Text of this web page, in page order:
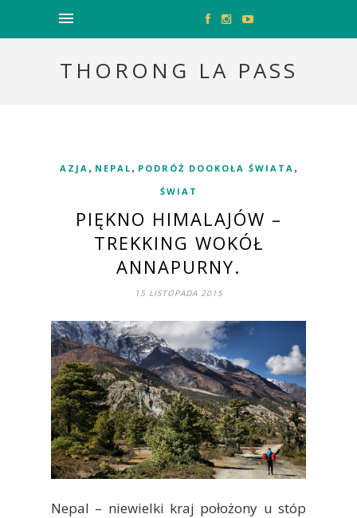
THORONG LA PASS
AZJA , NEPAL , PODRÓŻ DOOKOŁA ŚWIATA ,
ŚWIAT
PIĘKNO HIMALAJÓW –
TREKKING WOKÓŁ
ANNAPURNY.
15 LISTOPADA 2015
Nepal – niewielki kraj położony u stóp